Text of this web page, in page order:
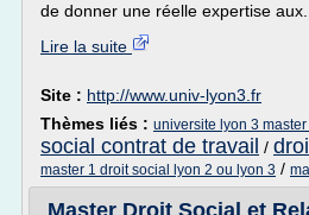
de donner une réelle expertise aux...
Lire la suite
Site : http://www.univ-lyon3.fr
Thèmes liés : universite lyon 3 master
social contrat de travail /
master 1 droit social lyon 2 ou lyon 3 /
Master Droit Social et